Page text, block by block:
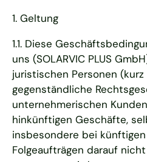
1. Geltung
1.1. Diese
uns (SOLARVIC PLUS
juristischen Personen
gegenständliche
unternehmerischen
hinkünftigen Geschäfte,
insbesondere bei
Folgeaufträgen darauf